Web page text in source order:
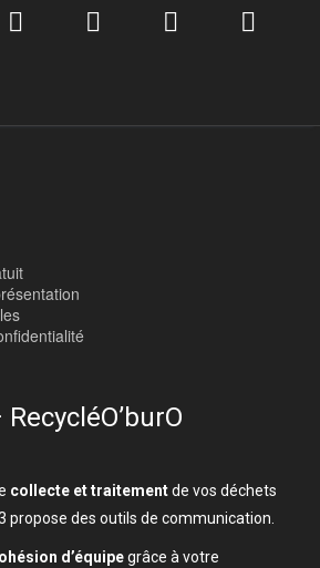
collecte et traitementde vos déchets
propose des outils de communication.
d’équipegrâce à votre